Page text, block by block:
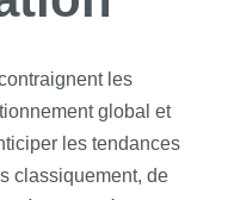
les
global et
les tendances
classiquement, de